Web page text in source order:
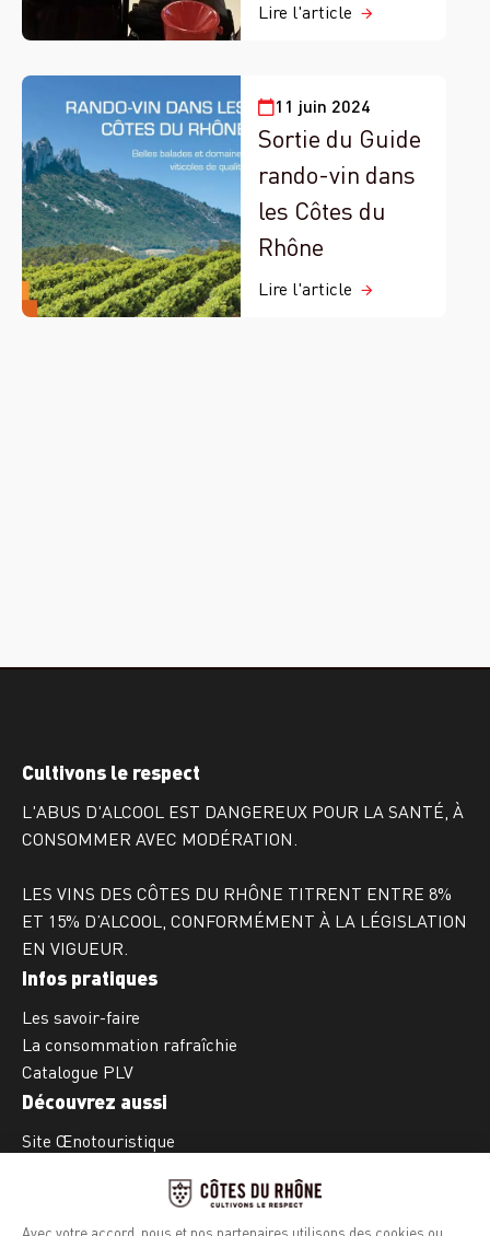
Lire l'article
11 juin 2024
Sortie du Guide
rando-vin dans
les Côtes du
Rhône
Lire l'article
Cultivons le respect
L'ABUS D'ALCOOL EST DANGEREUX POUR LA SANTÉ, À
CONSOMMER AVEC MODÉRATION.
LES VINS DES CÔTES DU RHÔNE TITRENT ENTRE 8%
ET 15% D’ALCOOL, CONFORMÉMENT À LA LÉGISLATION
EN VIGUEUR.
Infos pratiques
Les savoir-faire
La consommation rafraîchie
Catalogue PLV
Découvrez aussi
Site Œnotouristique